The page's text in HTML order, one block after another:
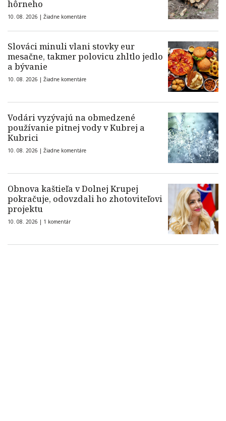
hôrneho
10. 08. 2026 | Žiadne komentáre
Slováci minuli vlani stovky eur
mesačne, takmer polovicu zhltlo jedlo
a bývanie
10. 08. 2026 | Žiadne komentáre
Vodári vyzývajú na obmedzené
používanie pitnej vody v Kubrej a
Kubrici
10. 08. 2026 | Žiadne komentáre
Obnova kaštieľa v Dolnej Krupej
pokračuje, odovzdali ho zhotoviteľovi
projektu
10. 08. 2026 | 1 komentár